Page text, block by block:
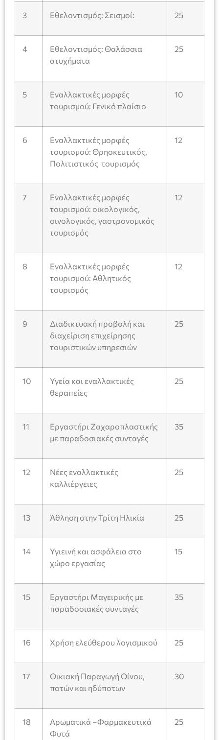
3 Εθελοντισμός: Σεισμοί: 25
4
Εθελοντισμός: Θαλάσσια
ατυχήματα
25
5
Εναλλακτικές μορφές
τουρισμού: Γενικό πλαίσιο
10
6
Εναλλακτικές μορφές
τουρισμού: Θρησκευτικός,
Πολιτιστικός τουρισμός
12
7
Εναλλακτικές μορφές
τουρισμού: οικολογικός,
οινολογικός, γαστρονομικός
τουρισμός
12
8
Εναλλακτικές μορφές
τουρισμού: Αθλητικός
τουρισμός
12
9
Διαδικτυακή προβολή και
διαχείριση επιχείρησης
τουριστικών υπηρεσιών
25
10
Υγεία και εναλλακτικές
θεραπείες
25
11
Εργαστήρι Ζαχαροπλαστικής
με παραδοσιακές συνταγές
35
12
Νέες εναλλακτικές
καλλιέργειες
25
13 Άθληση στην Τρίτη Ηλικία 25
14
Υγιεινή και ασφάλεια στο
χώρο εργασίας
15
15
Εργαστήρι Μαγειρικής με
παραδοσιακές συνταγές
35
16 Χρήση ελεύθερου λογισμικού 25
17
Οικιακή Παραγωγή Οίνου,
ποτών και ηδύποτων
30
18
Αρωματικά –Φαρμακευτικά
Φυτά
25